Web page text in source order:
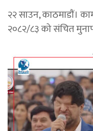
२२ साउन, काठमाडाैं।
२०८२/८३ को संचित